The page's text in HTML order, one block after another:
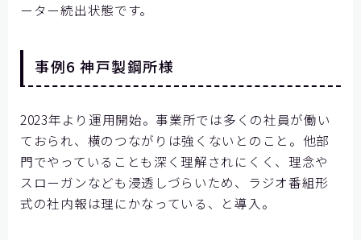
ーター続出状態です。
事例6 神戸製鋼所様
2023年より運用開始。事業所では多くの社員が働い
ておられ、横のつながりは強くないとのこと。他部
門でやっていることも深く理解されにくく、理念や
スローガンなども浸透しづらいため、ラジオ番組形
式の社内報は理にかなっている、と導入。